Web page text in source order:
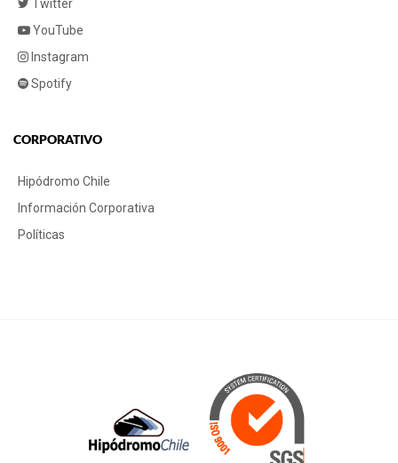
Twitter
YouTube
Instagram
Spotify
CORPORATIVO
Hipódromo Chile
Información Corporativa
Políticas